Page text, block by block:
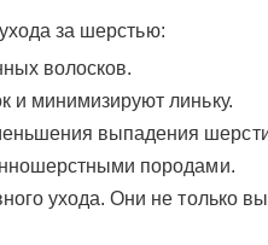
за шерстью:
волосков.
минимизируют линьку.
выпадения
породами.
ухода. Они не только